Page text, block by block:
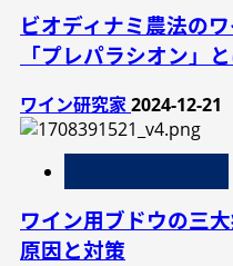
ビオディナミ農法の
「プレパラシオン」
ワイン研究家2024-12-21
ワイン用ブドウの三
原因と対策